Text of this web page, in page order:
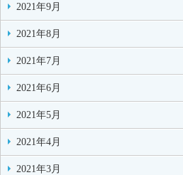
2021年9月
2021年8月
2021年7月
2021年6月
2021年5月
2021年4月
2021年3月